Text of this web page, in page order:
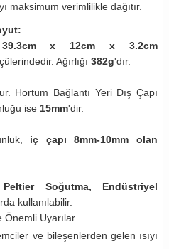
maksimum verimlilikle dağıtır.
39.3cm x 12cm x 3.2cm
Ağırlığı 382g'dır.
Hortum Bağlantı Yeri Dış Çapı
ise 15mm'dir.
iç çapı 8mm-10mm olan
Soğutma, Endüstriyel
kullanılabilir.
Önemli Uyarılar
ve bileşenlerden gelen ısıyı